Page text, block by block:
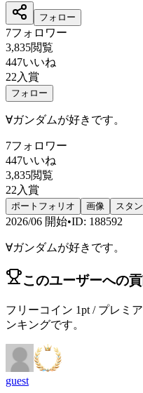
フォロー
7フォロワー
3,835閲覧
447いいね
22 入賞
フォロー
∀ガンダムが好きです。
7フォロワー
447いいね
3,835閲覧
22 入賞
ポートフォリオ 画像 スタ
2026/06 開始•ID: 188592
∀ガンダムが好きです。
このユーザーへの
フリーコイン 1pt / プレミ
ンキングです。
guest